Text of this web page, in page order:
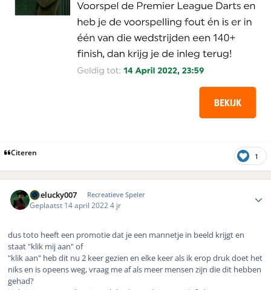
Citeren 1
Likelucky007 Recreatieve Speler
Geplaatst 14 april 20224 jr
dus toto heeft een promotie dat je een mannetje in beeld krijgt en
staat "klik mij aan" of
"klik aan" heb dit nu 2 keer gezien en elke keer als ik erop druk doet het
niks en is opeens weg, vraag me af als meer mensen zijn die dit hebben
gehad?